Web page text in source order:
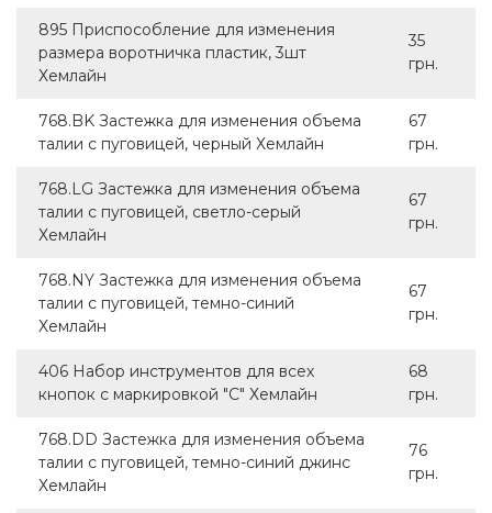
895 Приспособление для изменения
размера воротничка пластик, 3шт
Хемлайн
35
грн.
768.BK Застежка для изменения объема
талии с пуговицей, черный Хемлайн
67
грн.
768.LG Застежка для изменения объема
талии с пуговицей, светло-серый
Хемлайн
67
грн.
768.NY Застежка для изменения объема
талии с пуговицей, темно-синий
Хемлайн
67
грн.
406 Набор инструментов для всех
кнопок с маркировкой "С" Хемлайн
68
грн.
768.DD Застежка для изменения объема
талии с пуговицей, темно-синий джинс
Хемлайн
76
грн.